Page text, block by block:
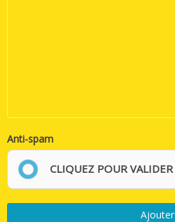
Anti-spam
CLIQUEZ POUR VALIDER
Ajouter